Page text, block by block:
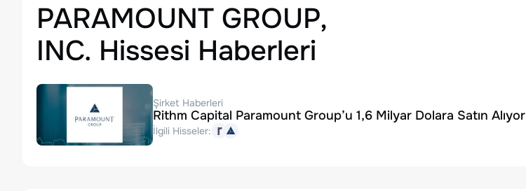
PARAMOUNT GROUP,
INC. Hissesi Haberleri
Şirket Haberleri
Rithm Capital Paramount Group’u 1,6 Milyar Dolara Satın Alıyor
İlgili Hisseler: